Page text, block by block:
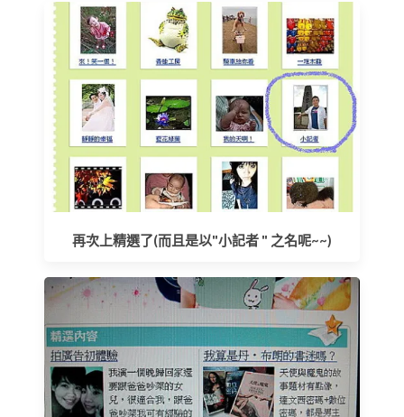
再次上精選了(而且是以"小記者 " 之名呢~~)